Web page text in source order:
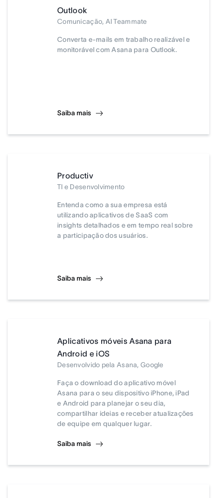
Outlook
Comunicação, AI Teammate
Converta e-mails em trabalho realizável e
monitorável com Asana para Outlook.
Saiba mais
Productiv
TI e Desenvolvimento
Entenda como a sua empresa está
utilizando aplicativos de SaaS com
insights detalhados e em tempo real sobre
a participação dos usuários.
Saiba mais
Aplicativos móveis Asana para
Android e iOS
Desenvolvido pela Asana, Google
Faça o download do aplicativo móvel
Asana para o seu dispositivo iPhone, iPad
e Android para planejar o seu dia,
compartilhar ideias e receber atualizações
de equipe em qualquer lugar.
Saiba mais